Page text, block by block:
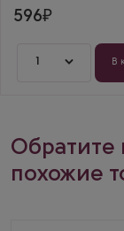
596
1 В
Обратите
похожие